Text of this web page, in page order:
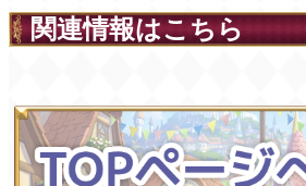
関連情報はこちら